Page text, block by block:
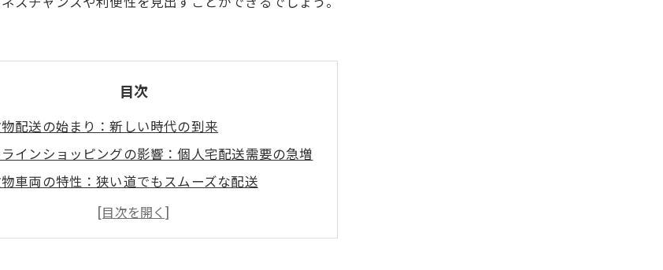
目次
配送の始まり：新しい時代の到来
インショッピングの影響：個人宅配送需要の急増
車両の特性：狭い道でもスムーズな配送
コストの効率化：軽貨物の魅力
ニーズに応えるカスタマイズ配送オプション